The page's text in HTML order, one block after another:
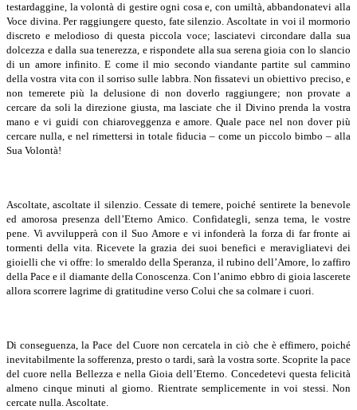
testardaggine, la volontà di gestire ogni cosa e, con umiltà, abbandonatevi alla
Voce divina. Per raggiungere questo, fate silenzio. Ascoltate in voi il mormorio
discreto e melodioso di questa piccola voce; lasciatevi circondare dalla sua
dolcezza e dalla sua tenerezza, e rispondete alla sua serena gioia con lo slancio
di un amore infinito. E come il mio secondo viandante partite sul cammino
della vostra vita con il sorriso sulle labbra. Non fissatevi un obiettivo preciso, e
non temerete più la delusione di non doverlo raggiungere; non provate a
cercare da soli la direzione giusta, ma lasciate che il Divino prenda la vostra
mano e vi guidi con chiaroveggenza e amore. Quale pace nel non dover più
cercare nulla, e nel rimettersi in totale fiducia – come un piccolo bimbo – alla
Sua Volontà!
Ascoltate, ascoltate il silenzio. Cessate di temere, poiché sentirete la benevole
ed amorosa presenza dell’Eterno Amico. Confidategli, senza tema, le vostre
pene. Vi avvilupperà con il Suo Amore e vi infonderà la forza di far fronte ai
tormenti della vita. Ricevete la grazia dei suoi benefici e meravigliatevi dei
gioielli che vi offre: lo smeraldo della Speranza, il rubino dell’Amore, lo zaffiro
della Pace e il diamante della Conoscenza. Con l’animo ebbro di gioia lascerete
allora scorrere lagrime di gratitudine verso Colui che sa colmare i cuori.
Di conseguenza, la Pace del Cuore non cercatela in ciò che è effimero, poiché
inevitabilmente la sofferenza, presto o tardi, sarà la vostra sorte. Scoprite la pace
del cuore nella Bellezza e nella Gioia dell’Eterno. Concedetevi questa felicità
almeno cinque minuti al giorno. Rientrate semplicemente in voi stessi. Non
cercate nulla. Ascoltate.